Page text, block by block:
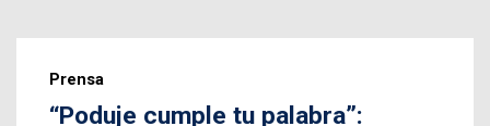
Prensa
“Poduje cumple tu palabra”: